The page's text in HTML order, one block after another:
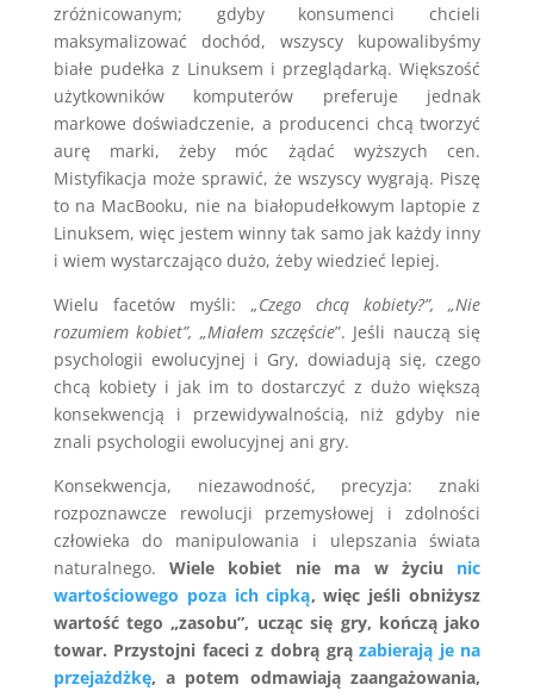
zróżnicowanym; gdyby konsumenci chcieli
maksymalizować dochód, wszyscy kupowalibyśmy
białe pudełka z Linuksem i przeglądarką. Większość
użytkowników komputerów preferuje jednak
markowe doświadczenie, a producenci chcą tworzyć
aurę marki, żeby móc żądać wyższych cen.
Mistyfikacja może sprawić, że wszyscy wygrają. Piszę
to na MacBooku, nie na białopudełkowym laptopie z
Linuksem, więc jestem winny tak samo jak każdy inny
i wiem wystarczająco dużo, żeby wiedzieć lepiej.
Wielu facetów myśli: „Czego chcą kobiety?”, „Nie
rozumiem kobiet”, „Miałem szczęście”. Jeśli nauczą się
psychologii ewolucyjnej i Gry, dowiadują się, czego
chcą kobiety i jak im to dostarczyć z dużo większą
konsekwencją i przewidywalnością, niż gdyby nie
znali psychologii ewolucyjnej ani gry.
Konsekwencja, niezawodność, precyzja: znaki
rozpoznawcze rewolucji przemysłowej i zdolności
człowieka do manipulowania i ulepszania świata
naturalnego.Wiele kobiet nie ma w życiu nic
wartościowego poza ich cipką, więc jeśli obniżysz
wartość tego „zasobu”, ucząc się gry, kończą jako
towar. Przystojni faceci z dobrą grązabierają je na
przejażdżkę, a potem odmawiają zaangażowania,